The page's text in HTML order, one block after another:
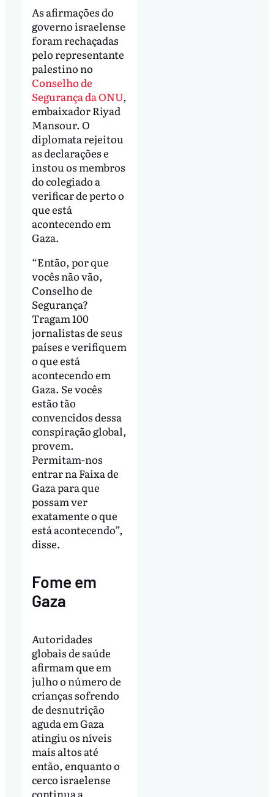
As afirmações do
governo israelense
foram rechaçadas
pelo representante
palestino no
Conselho de
Segurança da ONU,
embaixador Riyad
Mansour. O
diplomata rejeitou
as declarações e
instou os membros
do colegiado a
verificar de perto o
que está
acontecendo em
Gaza.
“Então, por que
vocês não vão,
Conselho de
Segurança?
Tragam 100
jornalistas de seus
países e verifiquem
o que está
acontecendo em
Gaza. Se vocês
estão tão
convencidos dessa
conspiração global,
provem.
Permitam-nos
entrar na Faixa de
Gaza para que
possam ver
exatamente o que
está acontecendo”,
disse.
Fome em
Gaza
Autoridades
globais de saúde
afirmam que em
julho o número de
crianças sofrendo
de desnutrição
aguda em Gaza
atingiu os níveis
mais altos até
então, enquanto o
cerco israelense
continua a